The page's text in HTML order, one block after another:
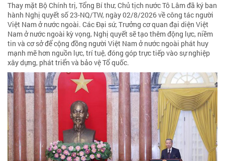
Thay mặt Bộ Chính trị, Tổng Bí thư, Chủ tịch nước Tô Lâm đã ký ban
hành Nghị quyết số 23-NQ/TW, ngày 02/8/2026 về công tác người
Việt Nam ở nước ngoài. Các Đại sứ, Trưởng cơ quan đại diện Việt
Nam ở nước ngoài kỳ vọng, Nghị quyết sẽ tạo thêm động lực, niềm
tin và cơ sở để cộng đồng người Việt Nam ở nước ngoài phát huy
mạnh mẽ hơn nguồn lực, trí tuệ, đóng góp trực tiếp vào sự nghiệp
xây dựng, phát triển và bảo vệ Tổ quốc.